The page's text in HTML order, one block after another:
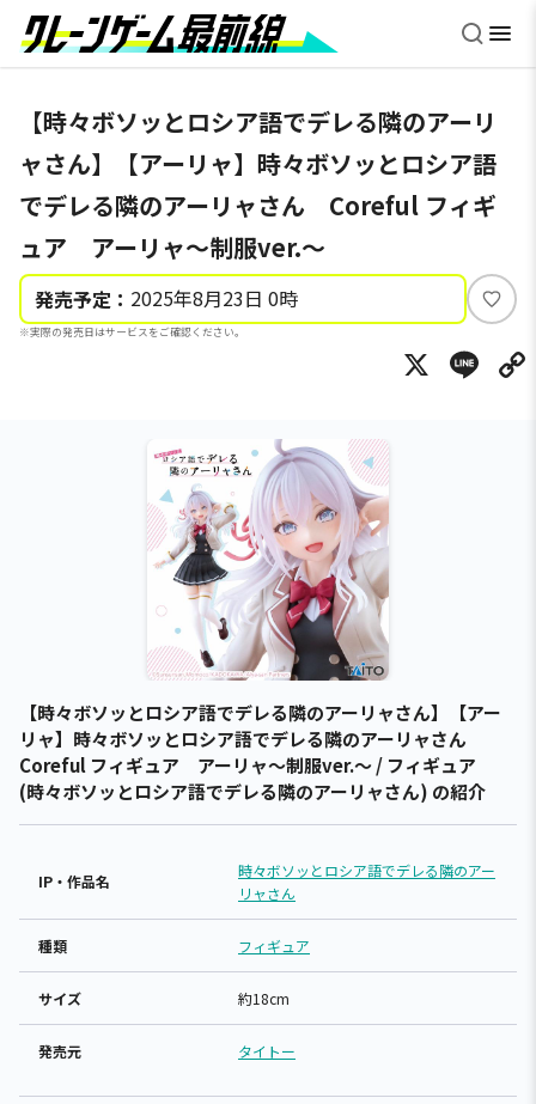
【時々ボソッとロシア語でデレる隣のアーリ
ャさん】【アーリャ】時々ボソッとロシア語
でデレる隣のアーリャさん Coreful フィギ
ュア アーリャ～制服ver.～
発売予定： 2025年8月23日 0時
※実際の発売日はサービスをご確認ください。
い
ね
X
【時々ボソッとロシア語でデレる隣のアーリャさん】【アー
リャ】時々ボソッとロシア語でデレる隣のアーリャさん
Coreful フィギュア アーリャ～制服ver.～ / フィギュア
(時々ボソッとロシア語でデレる隣のアーリャさん) の紹介
IP・作品名
時々ボソッとロシア語でデレる隣のアー
リャさん
種類 フィギュア
サイズ 約18cm
発売元 タイトー